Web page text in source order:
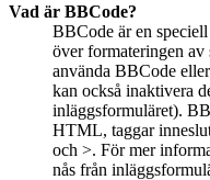
Vad är BBCode?
BBCode är en
över formateringen
använda BBCode
kan också inaktivera
inläggsformuläret).
HTML, taggar
och >. För mer
nås från